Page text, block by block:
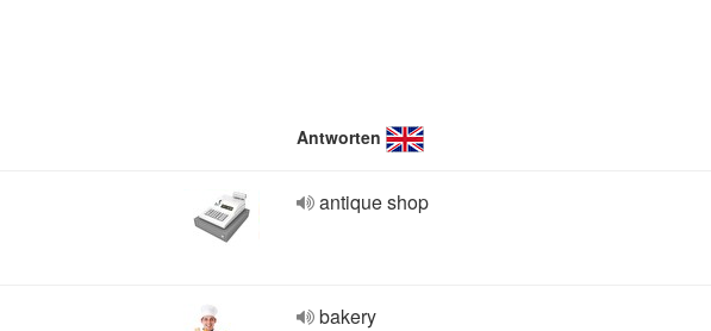
Antworten
antique shop
bakery